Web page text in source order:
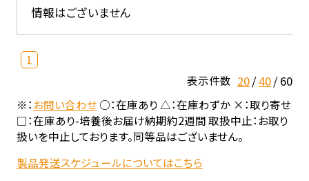
情報はございません
1
表示件数 20 40 60
※：お問い合わせ○：在庫あり △：在庫わずか ×：取り寄せ
□：在庫あり-培養後お届け納期約2週間 取扱中止：お取り
扱いを中止しております。同等品はございません。
製品発送スケジュールについてはこちら